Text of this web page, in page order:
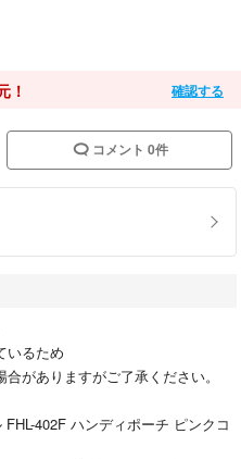
！ 確認する
コメント 0件
いるため
がありますがご了承ください。
402F ハンディポーチ ピンクコ